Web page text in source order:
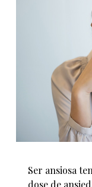
Ser ansiosa
dose de